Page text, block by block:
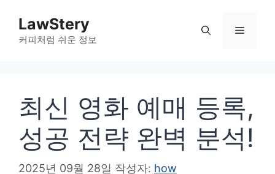
LawStery
커피처럼 쉬운 정보
메
최신 영화 예매 등록,
성공 전략 완벽 분석!
2025년 09월 28일 작성자: how